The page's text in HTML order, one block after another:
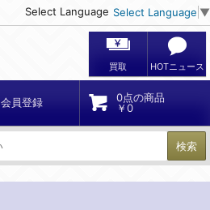
Select Language Select Language ▼
買取 HOTニュース
会員登録
0点の商品
￥0
検索